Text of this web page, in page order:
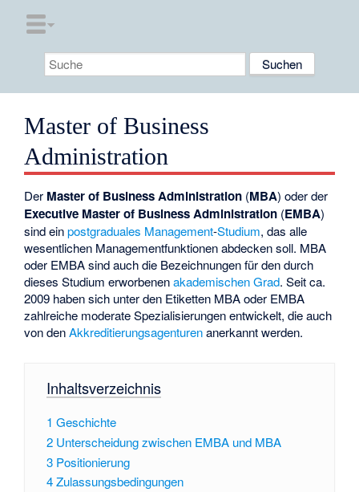
Master of Business
Administration
Der Master of Business Administration (MBA) oder der
Executive Master of Business Administration (EMBA)
sind einpostgraduales Management-Studium, das alle
wesentlichen Managementfunktionen abdecken soll. MBA
oder EMBA sind auch die Bezeichnungen für den durch
dieses Studium erworbenenakademischen Grad. Seit ca.
2009 haben sich unter den Etiketten MBA oder EMBA
zahlreiche moderate Spezialisierungen entwickelt, die auch
von denAkkreditierungsagenturenanerkannt werden.
Inhaltsverzeichnis
1 Geschichte
2 Unterscheidung zwischen EMBA und MBA
3 Positionierung
4Zulassungsbedingungen